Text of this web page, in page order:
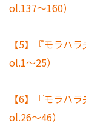
ol.137～160）
【5】『モラハ
ol.1～25）
【6】『モラハ
ol.26～46）